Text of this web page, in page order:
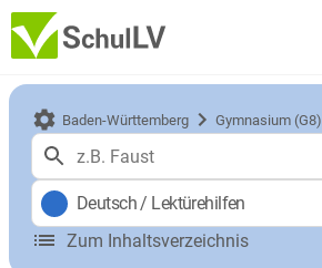
Baden-Württemberg Gymnasium (G8)
Deutsch/ Lektürehilfen
Zum Inhaltsverzeichnis